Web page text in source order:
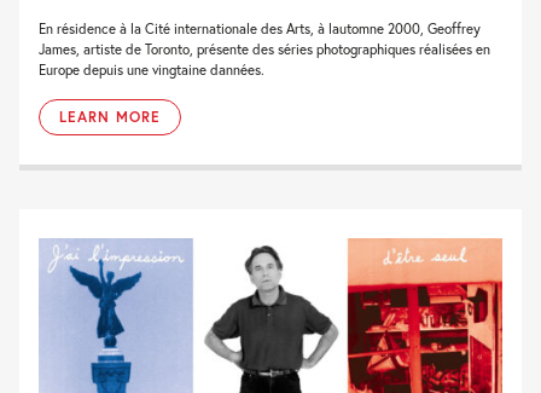
En résidence à la Cité internationale des Arts, à lautomne 2000, Geoffrey
James, artiste de Toronto, présente des séries photographiques réalisées en
Europe depuis une vingtaine dannées.
LEARN MORE